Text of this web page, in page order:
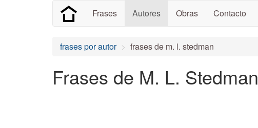
Frases Autores Obras Contacto
frases por autor frases de m. l. stedman
Frases de M. L. Stedman